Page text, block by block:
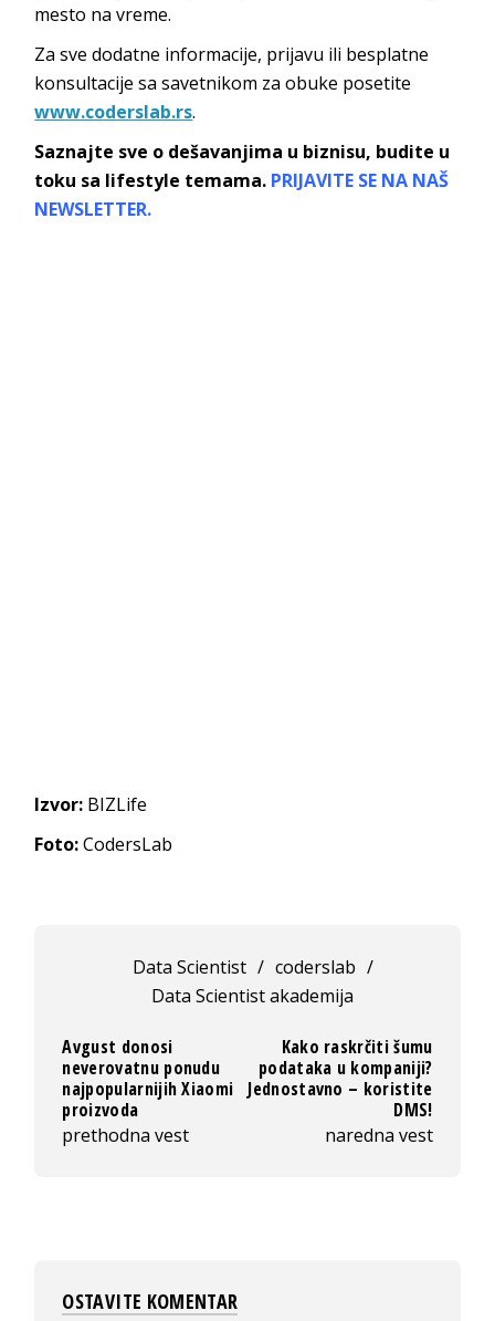
mesto na vreme.
Za sve dodatne informacije, prijavu ili besplatne
konsultacije sa savetnikom za obuke posetite
www.coderslab.rs.
Saznajte sve o dešavanjima u biznisu, budite u
toku sa lifestyle temama. PRIJAVITE SE NA NAŠ
NEWSLETTER.
Izvor: BIZLife
Foto:CodersLab
Data Scientist / coderslab /
Data Scientist akademija
Avgust donosi
neverovatnu ponudu
najpopularnijih Xiaomi
proizvoda
prethodna vest
Kako raskrčiti šumu
podataka u kompaniji?
Jednostavno – koristite
DMS!
naredna vest
OSTAVITE KOMENTAR